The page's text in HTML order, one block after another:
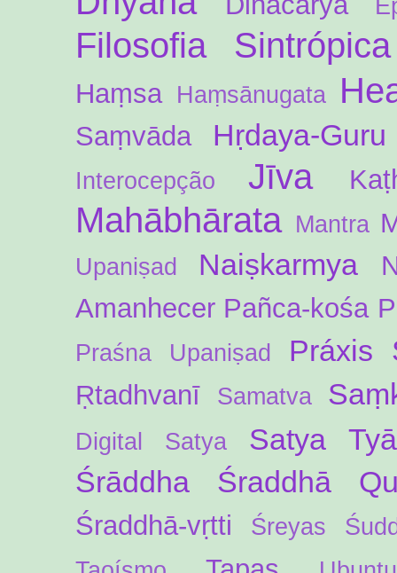
Filosofia Sintrópica
Haṃsa Haṃsānugata
Saṃvāda Hṛdaya-Guru
Interocepção Jīva
Mahābhārata Mantra
Upaniṣad Naiṣkarmya
Amanhecer Pañca-kośa
Praśna Upaniṣad Práxis
Ṛtadhvanī Samatva
Digital Satya
Satya
Śrāddha
Śraddhā
Śraddhā-vṛtti Śreyas